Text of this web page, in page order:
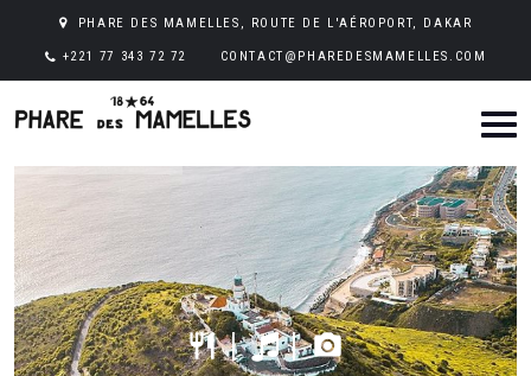
PHARE DES MAMELLES, ROUTE DE L'AÉROPORT, DAKAR
+221 77 343 72 72 CONTACT@PHAREDESMAMELLES.COM
restaurant| |camera_alt